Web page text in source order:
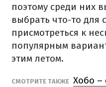
поэтому среди них
выбрать что-то для
присмотреться к
популярным
этим летом.
СМОТРИТЕ ТАКЖЕ Хобо –